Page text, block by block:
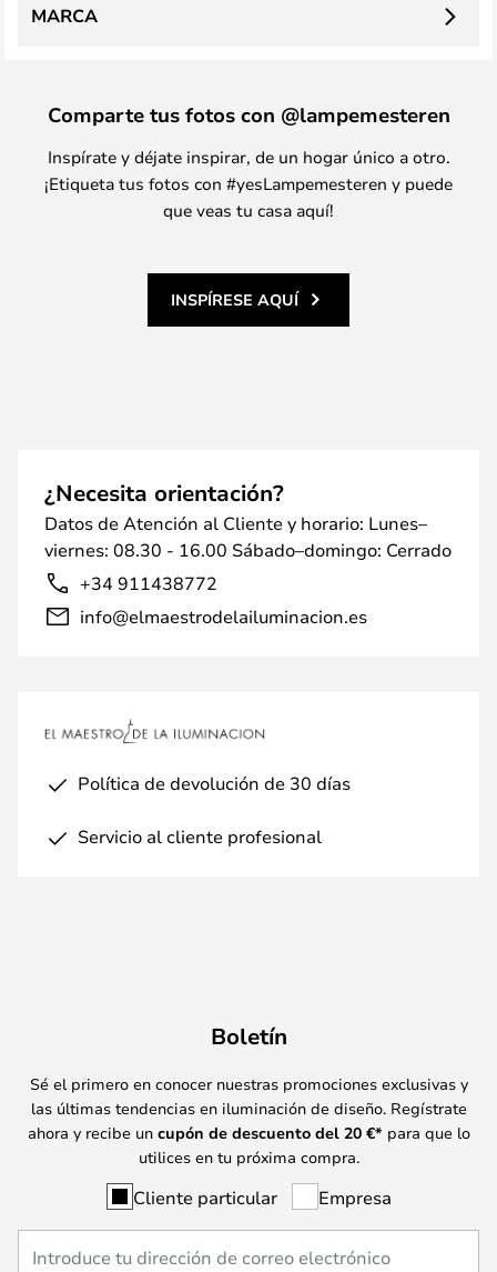
MARCA
Comparte tus fotos con @lampemesteren
Inspírate y déjate inspirar, de un hogar único a otro.
¡Etiqueta tus fotos con #yesLampemesteren y puede
que veas tu casa aquí!
INSPÍRESE AQUÍ
¿Necesita orientación?
Datos de Atención al Cliente y horario: Lunes–
viernes: 08.30 - 16.00 Sábado–domingo: Cerrado
+34 911438772
info@elmaestrodelailuminacion.es
Política de devolución de 30 días
Servicio al cliente profesional
Boletín
Sé el primero en conocer nuestras promociones exclusivas y
las últimas tendencias en iluminación de diseño. Regístrate
ahora y recibe un cupón de descuento del 20 €* para que lo
utilices en tu próxima compra.
Cliente particular Empresa